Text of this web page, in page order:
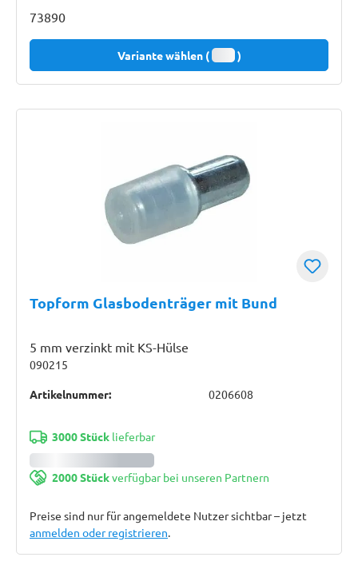
73890
Variante wählen ( )
Topform Glasbodenträger mit Bund
5 mm verzinkt mit KS-Hülse
090215
Artikelnummer: 0206608
3000 Stücklieferbar
2000 Stückverfügbar bei unseren Partnern
Preise sind nur für angemeldete Nutzer sichtbar – jetzt
anmelden oder registrieren.